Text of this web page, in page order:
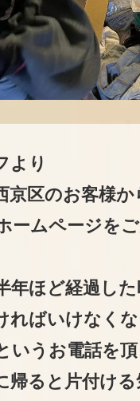
り
京区のお客様
ームページを
年ほど経過し
ればいけなく
いうお電話を頂
帰ると片付け